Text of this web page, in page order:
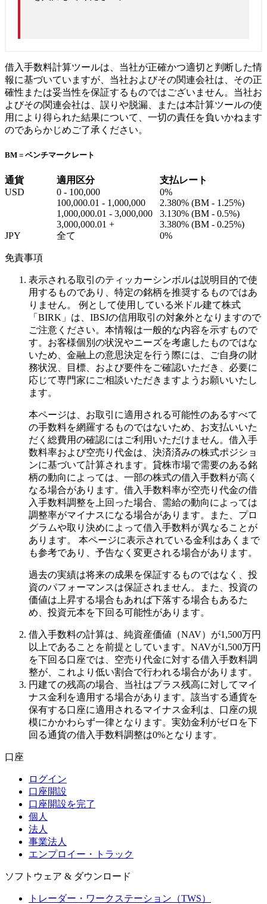
借入手数料計算ツールは、当社が正確かつ適切と判断した情
報に基づいていますが、当社およびその関連会社は、その正
確性または妥当性を保証するものではございません。当社お
よびその関連会社は、誤りや脱漏、または本計算ツールの使
用により得られた結果について、一切の責任を負いかねます
のであらかじめご了承ください。
BM = ベンチマークレート
通貨 適用区分
支払レート
USD
0 - 100,000
0%
100,000.01 - 1,000,000
2.380% (BM - 1.25%)
1,000,000.01 - 3,000,000
3.130% (BM - 0.5%)
3,000,000.01 +
3.380% (BM - 0.25%)
JPY
全て 0%
免責事項
表示される取引のティッカーシンボルは説明目的で使
用するものであり、特定の銘柄を推奨するものではあ
りません。 例として使用している米ドル建て株式
「BIRK」は、IBSJの信用取引の対象外となりますので
ご注意ください。本情報は一般的な内容を示すもので
す。お客様個別の状況やニーズを考慮したものではな
いため、金融上の意思決定を行う際には、ご自身の財
務状況、目標、および要件をご確認いただき、必要に
応じて専門家にご相談いただきますようお願いいたし
ます。
本ページは、お取引に適用される可能性のあるすべて
の手数料を網羅するものではないため、お支払いいた
だく総費用の確認にはご利用いただけません。借入手
数料率および空売り代金は、決済済みの株式ポジショ
ンに基づいて計算されます。貸株市場で需要のある銘
柄の動向によっては、一部の株式の借入手数料が高く
なる場合があります。借入手数料率が空売り代金の借
入手数料調整を上回った場合、需給の動向によっては
調整率がマイナスになる場合があります。また、プロ
グラムや取り決めによって借入手数料が異なることが
あります。 本ページに表示されている金利はあくまで
も参考であり、予告なく変更される場合があります。
過去の実績は将来の成果を保証するものではなく、投
資のパフォーマンスは保証されません。また、投資の
価値は上昇する場合もあれば下落する場合もあるた
め、投資元本を下回る可能性があります。
借入手数料の計算は、純資産価値（NAV）が1,500万円
以上であることを前提としています。NAVが1,500万円
を下回る口座では、空売り代金に対する借入手数料調
整が、これより低い割合で行われる場合があります。
円建ての残高の場合、当社はプラス残高に対してマイ
ナス金利を適用する場合があります。該当する通貨を
保有する口座に適用されるマイナス金利は、口座の規
模にかかわらず一律となります。実効金利がゼロを下
回る通貨の借入手数料調整は0%となります。
口座
ログイン
口座開設
口座開設を完了
個人
法人
事業法人
エンプロイー・トラック
ソフトウェア & ダウンロード
トレーダー・ワークステーション（TWS）